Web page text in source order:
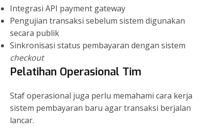
Integrasi API payment gateway
Pengujian transaksi sebelum sistem digunakan
secara publik
Sinkronisasi status pembayaran dengan sistem
checkout
Pelatihan Operasional Tim
Staf operasional juga perlu memahami cara kerja
sistem pembayaran baru agar transaksi berjalan
lancar.